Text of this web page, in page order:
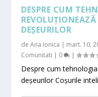
DESPRE CUM
DEȘEURILOR
deAna Ionica | mart. 10,
Comunitati | 0 |
Despre cum
deșeurilor Coșurile